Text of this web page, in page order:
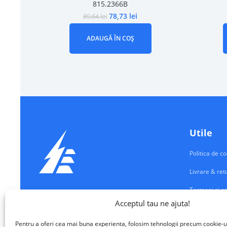
Acceptul tau ne ajuta!
Pentru a oferi cea mai buna experienta, folosim tehnologii precum cookie-
815.2366B
89,64lei 78,73 lei
ADAUGĂ ÎN COȘ
Echipamente Electrice
Utile
Politica de
Livrare &
Termeni si
Contul meu